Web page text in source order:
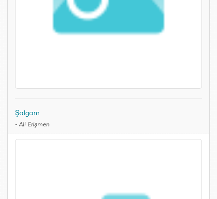
Şalgam
- Ali Erişmen